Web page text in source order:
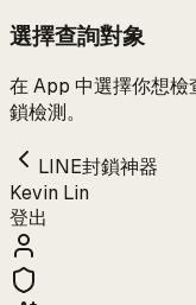
選擇查詢對象
在 App 中選擇你想
鎖檢測。
LINE封鎖神器
Kevin Lin
登出